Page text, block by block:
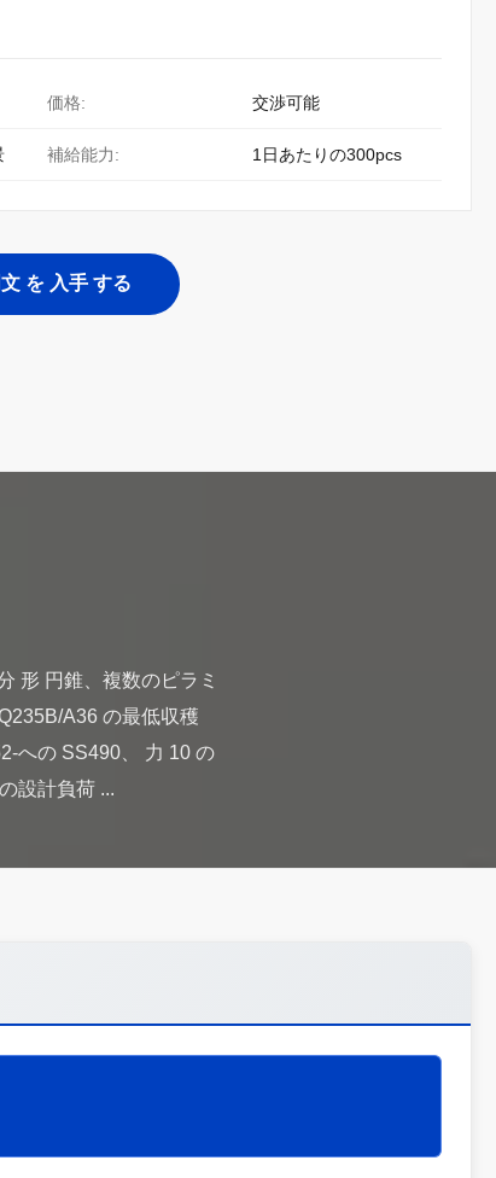
価格: 交渉可能
補給能力: 1日あたりの300pcs
を 入手 する
形 円錐、複数のピラミ
A36 の最低収穫
への SS490、 力 10 の